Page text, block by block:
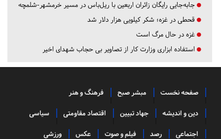
جابه‌جایی رایگان زائران اربعین با ریل‌باس در مسیر خرمشهر-شلمچه
قحطی در غزه؛ شکر کیلویی هزار دلار شد
غزه در حال مرگ است
استفاده ابزاری وزارت کار از تصاویر بی حجاب شهدای اخیر
صفحه نخست مبشر صبح فرهنگ و هنر
دین و اندیشه جهاد تبیین اقتصاد مقاومتی سیاسی
اجتماعی رصد فیلم و صوت عکس ورزشی